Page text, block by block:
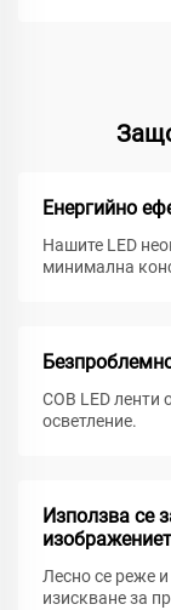
Енергийно
Нашите LED
минимална
COB LED ленти
осветление.
Използва се
Лесно се реже
изискване за